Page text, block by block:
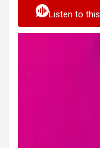
Listen to this